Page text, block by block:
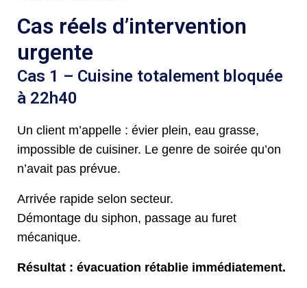
Cas réels d’intervention
urgente
Cas 1 – Cuisine totalement bloquée
à 22h40
Un client m’appelle : évier plein, eau grasse,
impossible de cuisiner. Le genre de soirée qu’on
n’avait pas prévue.
Arrivée rapide selon secteur.
Démontage du siphon, passage au furet
mécanique.
Résultat : évacuation rétablie immédiatement.